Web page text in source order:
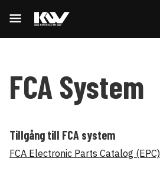
FCA System
Tillgång till FCA system
FCA Electronic Parts Catalog (EPC)